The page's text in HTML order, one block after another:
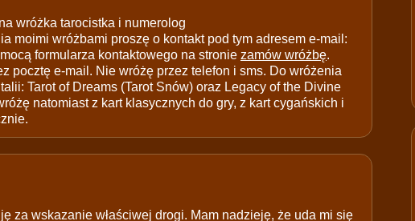
wróżka tarocistka i numerolog
moimi wróżbami proszę o kontakt pod tym adresem e-mail:
formularza kontaktowego na stronie zamów wróżbę.
pocztę e-mail. Nie wróżę przez telefon i sms. Do wróżenia
Tarot of Dreams (Tarot Snów) oraz Legacy of the Divine
natomiast z kart klasycznych do gry, z kart cygańskich i
za wskazanie właściwej drogi. Mam nadzieję, że uda mi się